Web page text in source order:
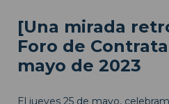
[Una mirada
Foro de
mayo de 2023
El jueves 25 de mayo,